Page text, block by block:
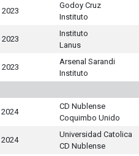
2023
Godoy Cruz
Instituto
2023
Instituto
Lanus
2023
Arsenal Sarandi
Instituto
2024
CD Nublense
Coquimbo Unido
Universidad Catolica
CD Nublense